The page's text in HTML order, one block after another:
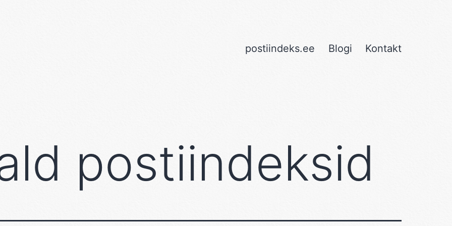
postiindeks.ee Blogi Kontakt
postiindeksid